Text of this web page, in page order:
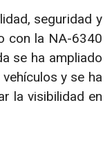
seguridad y
con la NA-6340
se ha ampliado
y se ha
la visibilidad en